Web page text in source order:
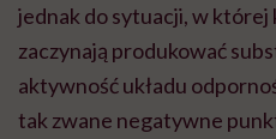
jednak do sytuacji, w
zaczynają produkować
aktywność układu
tak zwane negatywne